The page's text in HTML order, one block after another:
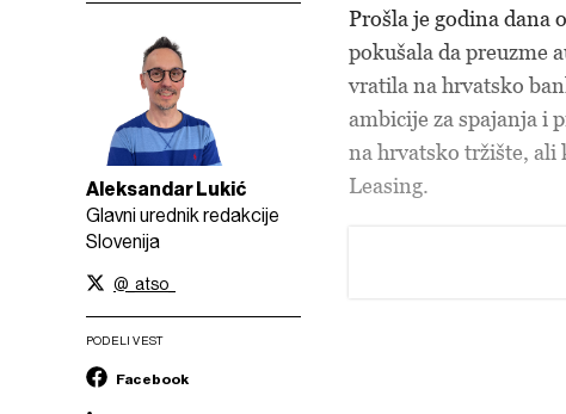
Aleksandar Lukić
Glavni urednik redakcije
Slovenija
@_atso_
PODELI VEST
Facebook
Prošla je godina dana
pokušala da preuzme
vratila na hrvatsko
ambicije za spajanja i
na hrvatsko tržište, ali
Leasing.